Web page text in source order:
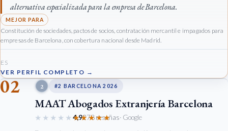
alternativa especializada para la empresa de Barcelona.
Constitución de sociedades, pactos de socios, contratación mercantil e impagados para
empresas de Barcelona, con cobertura nacional desde Madrid.
ES
VER PERFIL COMPLETO →
02 2 #2 BARCELONA 2026
MAAT Abogados Extranjería Barcelona
★★★★★★★★★★
4,9278 reseñas· Google